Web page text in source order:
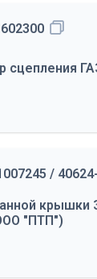
сцепления
/
крышки
"ПТП")